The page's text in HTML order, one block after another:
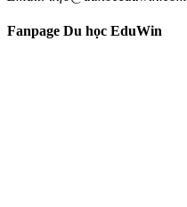
Fanpage Du học EduWin